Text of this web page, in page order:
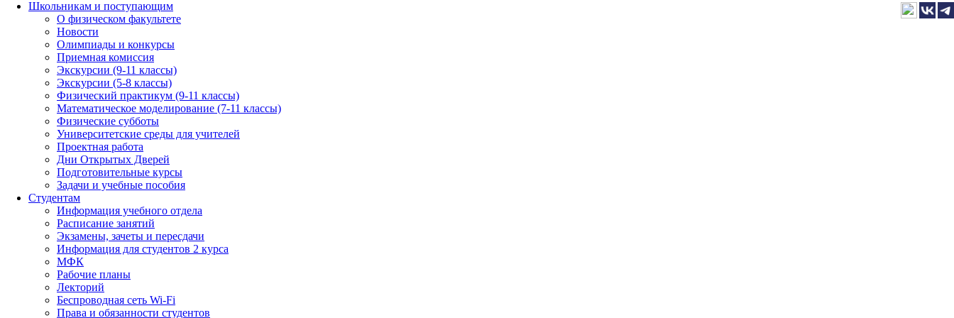
Школьникам и поступающим
О физическом факультете
Новости
Олимпиады и конкурсы
Приемная комиссия
Экскурсии (9-11 классы)
Экскурсии (5-8 классы)
Физический практикум (9-11 классы)
Математическое моделирование (7-11 классы)
Физические субботы
Университетские среды для учителей
Проектная работа
Дни Открытых Дверей
Подготовительные курсы
Задачи и учебные пособия
Студентам
Информация учебного отдела
Расписание занятий
Экзамены, зачеты и пересдачи
Информация для студентов 2 курса
МФК
Рабочие планы
Лекторий
Беспроводная сеть Wi-Fi
Права и обязанности студентов